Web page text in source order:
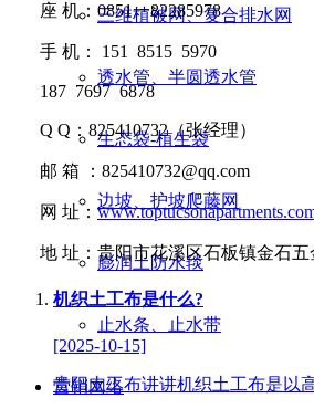
三维植被网、复合排水网
透水管、半圆透水管
生态袋-植生袋
边坡、护坡爬藤网
膨润土防水毯
止水条、止水带
营销网络
座 机： 0851一82285978
手 机： 151 8515 5970
187 7697 6878
Q Q ： 825410732（张经理）
邮 箱 ： 825410732@qq.com
网 址：
地 址：贵阳市花溪区石板镇金石
机织土工布是什么?
[2025-10-15]
贵阳土工布讲讲机织土工布是以